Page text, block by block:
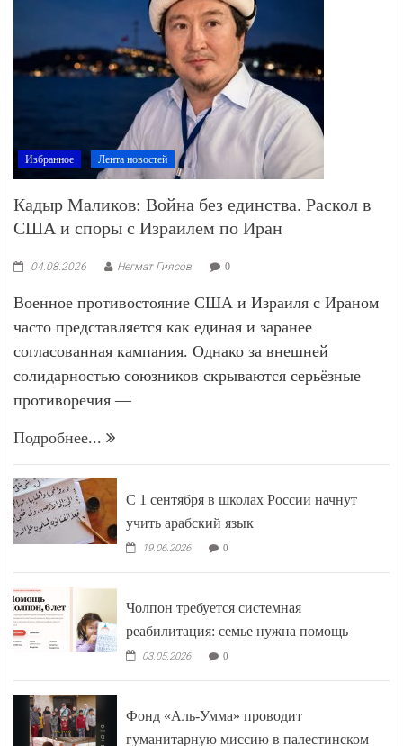
Избранное Лента новостей
Кадыр Маликов: Война без единства. Раскол в
США и споры с Израилем по Иран
04.08.2026 Негмат Гиясов 0
Военное противостояние США и Израиля с Ираном
часто представляется как единая и заранее
согласованная кампания. Однако за внешней
солидарностью союзников скрываются серьёзные
противоречия —
Подробнее...
С 1 сентября в школах России начнут
учить арабский язык
19.06.2026 0
Чолпон требуется системная
реабилитация: семье нужна помощь
03.05.2026 0
Фонд «Аль-Умма» проводит
гуманитарную миссию в палестинском